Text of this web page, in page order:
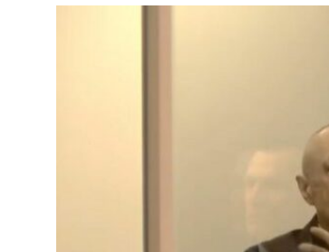
I nxehti ekstrem,
temperatura rekord